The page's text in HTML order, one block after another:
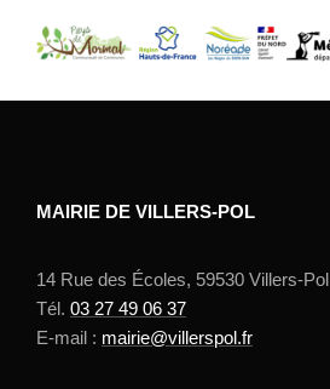
MAIRIE DE VILLERS-POL
14 Rue des Écoles, 59530 Villers-Pol
Tél. 03 27 49 06 37
E-mail : mairie@villerspol.fr